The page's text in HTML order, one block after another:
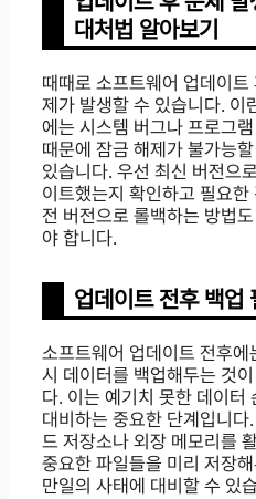
대처법 알아보기
때때로 소프트웨어 업데이트
제가 발생할 수 있습니다. 이
에는 시스템 버그나 프로그
때문에 잠금 해제가 불가능
있습니다. 우선 최신 버전으
이트했는지 확인하고 필요한
전 버전으로 롤백하는 방법도
야 합니다.
업데이트 전후 백업
소프트웨어 업데이트 전후에
시 데이터를 백업해두는 것이
다. 이는 예기치 못한 데이터
대비하는 중요한 단계입니다
드 저장소나 외장 메모리를
중요한 파일들을 미리 저장
만일의 사태에 대비할 수 있